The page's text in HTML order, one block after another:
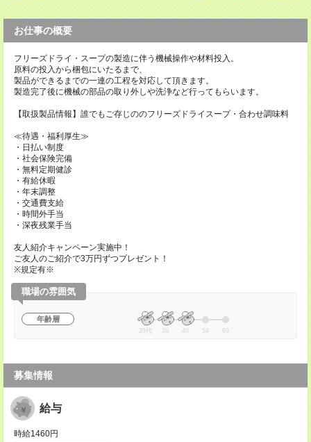
お仕事の概要
フリーズドライ・スープの製造に伴う機械操作や材料投入。
原料の投入から梱包にいたるまで、
製品ができるまでの一連の工程を対応して頂きます。
製造完了後に機械の部品の取り外しや洗浄など行ってもらいます。
【取扱製品情報】誰でもご存じののフリーズドライスープ・合わせ調味料
≪待遇・福利厚生≫
・日払い制度
・社会保険完備
・無料定期健診
・有給休暇
・年末調整
・交通費支給
・時間外手当
・深夜残業手当
友人紹介キャンペーン実施中！
ご友人のご紹介で3万円ずつプレゼント！
※規定有※
職場の雰囲気
年齢層
20代 30 40 50 60
募集情報
給与
時給1460円